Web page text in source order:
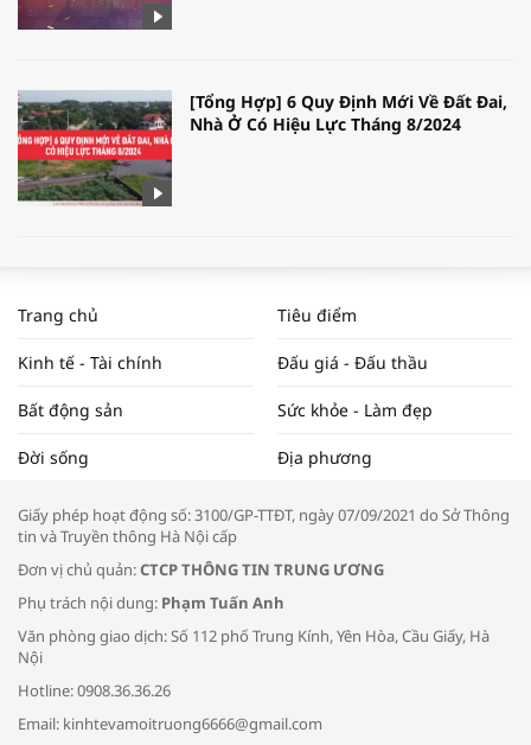
[Tổng Hợp] 6 Quy Định Mới Về Đất Đai,
Nhà Ở Có Hiệu Lực Tháng 8/2024
NAM NĂM 2024 VÀ NĂM 2025 | NHỊP
ĐẬP THỊ TRƯỜNG #62
Tọa đàm “Xúc tiến thương mại: Khơi
Bác sĩ tư vấn cách phòng tránh bệnh
đường hô hấp trong thời tiết giao mùa
Trang chủ Tiêu điểm
Kinh tế - Tài chính Đấu giá - Đấu thầu
Bất động sản Sức khỏe - Làm đẹp
Đời sống Địa phương
Giấy phép hoạt động số: 3100/GP-TTĐT, ngày 07/09/2021 do Sở Thông
tin và Truyền thông Hà Nội cấp
Đơn vị chủ quản:CTCP THÔNG TIN TRUNG ƯƠNG
Phụ trách nội dung: Phạm Tuấn Anh
Văn phòng giao dịch: Số 112 phố Trung Kính, Yên Hòa, Cầu Giấy, Hà
Nội
Hotline: 0908.36.36.26
Email: kinhtevamoitruong6666@gmail.com